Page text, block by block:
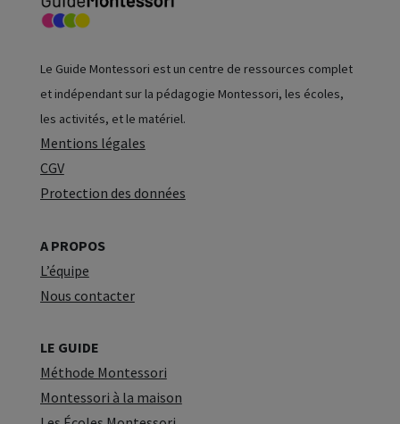
Le Guide Montessori est un centre de ressources complet
et indépendant sur la pédagogie Montessori, les écoles,
les activités, et le matériel.
Mentions légales
CGV
Protection des données
A PROPOS
L’équipe
Nous contacter
LE GUIDE
Méthode Montessori
Montessori à la maison